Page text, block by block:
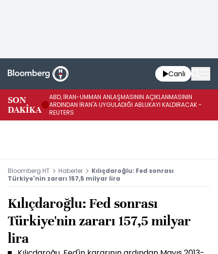
Canlı
SON
DAKİKA
ABD, İRAN-UMMAN ANLAŞMASININ AÇIKLANMASININ
ARDINDAN İRAN'A UYGULADIĞI ABLUKAYI KALDIRACAK -
REUTERS
Bloomberg HT Haberler
Kılıçdaroğlu: Fed sonrası
Türkiye'nin zararı 157,5 milyar lira
Kılıçdaroğlu: Fed sonrası
Türkiye'nin zararı 157,5 milyar
lira